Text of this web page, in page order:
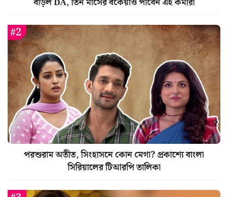
পরশুরাম অতীত, সিংহাসনে কোন মেগা? প্রকাশ্যে বাংলা
সিরিয়ালের টিআরপি তালিকা